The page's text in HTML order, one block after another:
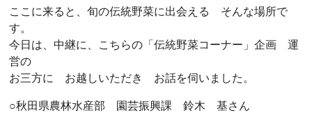
ここに来ると、旬の伝統野菜に出会える そんな場所で
す。
今日は、中継に、こちらの「伝統野菜コーナー」企画 運
営の
お三方に お越しいただき お話を伺いました。
○秋田県農林水産部 園芸振興課 鈴木 基さん